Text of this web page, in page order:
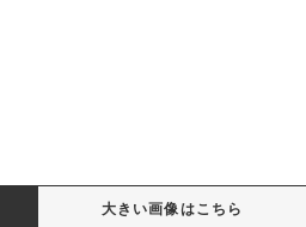
大きい画像はこちら